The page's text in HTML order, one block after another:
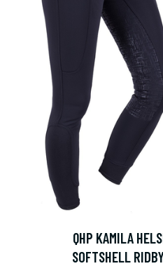
QHP KAMILA
SOFTSHELL